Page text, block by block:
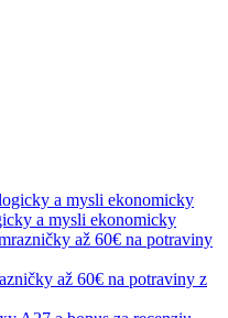
a mysli ekonomicky
až 60€ na potraviny z